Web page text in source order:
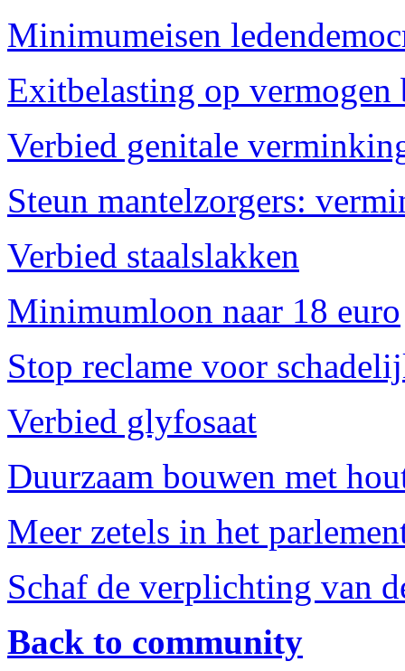
Minimumeisen
Exitbelasting op
Verbied genitale
Steun mantelzorgers:
Verbied staalslakken
Minimumloon naar 18 euro
Stop reclame voor
Verbied glyfosaat
Duurzaam bouwen met
Meer zetels in het
Schaf de verplichting van
Back to community